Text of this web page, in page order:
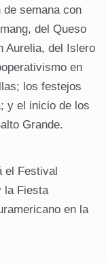
de semana con
del Queso
Aurelia, del Islero
en
los festejos
y el inicio de los
Grande.
el Festival
la Fiesta
en la